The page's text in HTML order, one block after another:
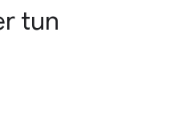
tun